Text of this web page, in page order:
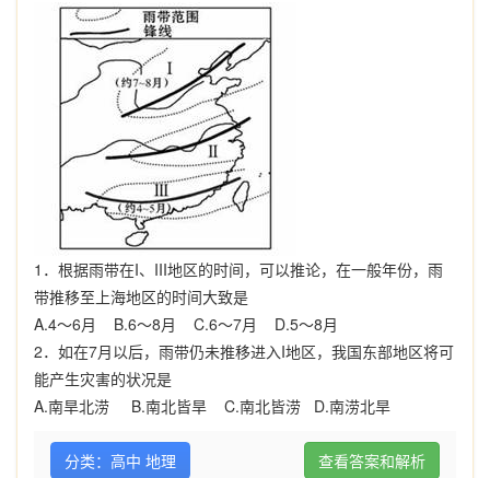
1．根据雨带在I、III地区的时间，可以推论，在一般年份，雨
带推移至上海地区的时间大致是
A.4～6月 B.6～8月
C.6～7月 D.5～8月
2．如在7月以后，雨带仍未推移进入I地区，我国东部地区将可
能产生灾害的状况是
A.南旱北涝
B.南北皆旱 C.南北皆涝 D.南涝北旱
分类：高中 地理 查看答案和解析